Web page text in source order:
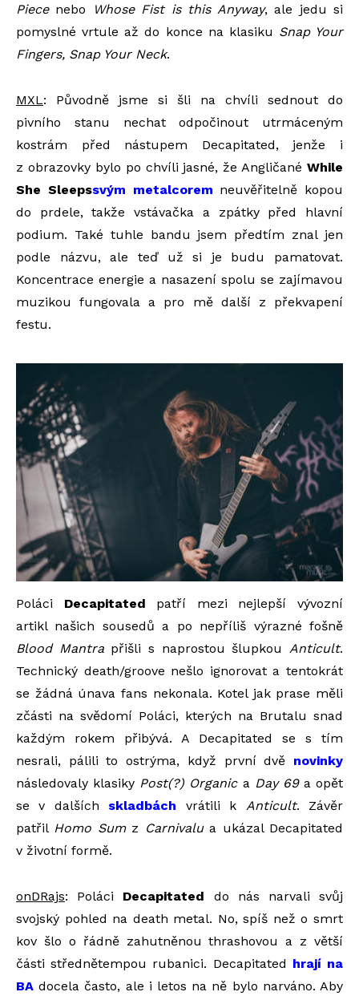
Piecenebo Whose Fist is this Anyway, ale jedu si
pomyslné vrtule až do konce na klasiku Snap Your
Fingers, Snap Your Neck.
MXL: Původně jsme si šli na chvíli sednout do
pivního stanu nechat odpočinout utrmáceným
kostrám před nástupem Decapitated, jenže i
z obrazovky bylo po chvíli jasné, že Angličané While
She Sleepssvým metalcorem neuvěřitelně kopou
do prdele, takže vstávačka a zpátky před hlavní
podium. Také tuhle bandu jsem předtím znal jen
podle názvu, ale teď už si je budu pamatovat.
Koncentrace energie a nasazení spolu se zajímavou
muzikou fungovala a pro mě další z překvapení
festu.
Poláci Decapitated patří mezi nejlepší vývozní
artikl našich sousedů a po nepříliš výrazné fošně
Blood Mantrapřišli s naprostou šlupkouAnticult.
Technický death/groove nešlo ignorovat a tentokrát
se žádná únava fans nekonala. Kotel jak prase měli
zčásti na svědomí Poláci, kterých na Brutalu snad
každým rokem přibývá. A Decapitated se s tím
nesrali, pálili to ostrýma, když první dvě novinky
následovaly klasiky Post(?) Organica Day 69a opět
se v dalších skladbách vrátili k Anticult. Závěr
patřil Homo Sumz Carnivalua ukázal Decapitated
v životní formě.
onDRajs: Poláci Decapitated do nás narvali svůj
svojský pohled na death metal. No, spíš než o smrt
kov šlo o řádně zahutněnou thrashovou a z větší
části střednětempou rubanici. Decapitated hrají na
BA docela často, ale i letos na ně bylo narváno. Aby